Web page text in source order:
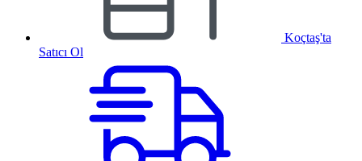
Koçtaş'ta
Satıcı Ol